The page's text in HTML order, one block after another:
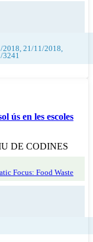
2018, 21/11/2018,
3241
ús en les escoles
DE CODINES
Focus: Food Waste